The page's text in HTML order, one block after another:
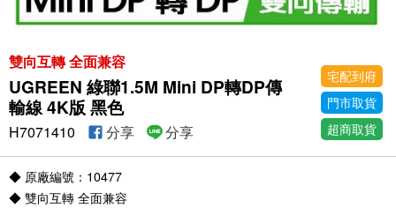
雙向互轉 全面兼容
UGREEN 綠聯1.5M Mini DP轉DP傳
輸線 4K版 黑色
宅配到府
門市取貨
超商取貨
H7071410 分享 分享
◆ 原廠編號：10477
◆ 雙向互轉 全面兼容